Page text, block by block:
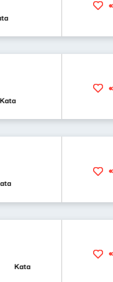
Kasia, Klaudiusz Slezak
Kasia, Klaudiusz Slezak
Kasia, Klaudiusz Slezak
Katarzyna Kasia, Klaudiusz Slezak